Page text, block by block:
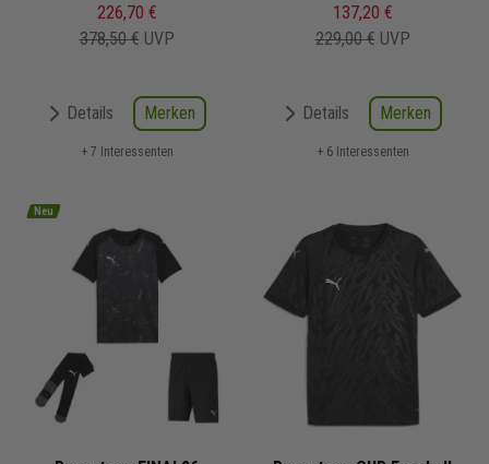
226,70 €
378,50 € UVP
Details Merken
+ 7 Interessenten
137,20 €
229,00 € UVP
Details Merken
+ 6 Interessenten
Neu